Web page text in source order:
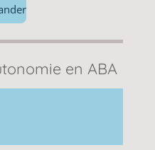
en ABA